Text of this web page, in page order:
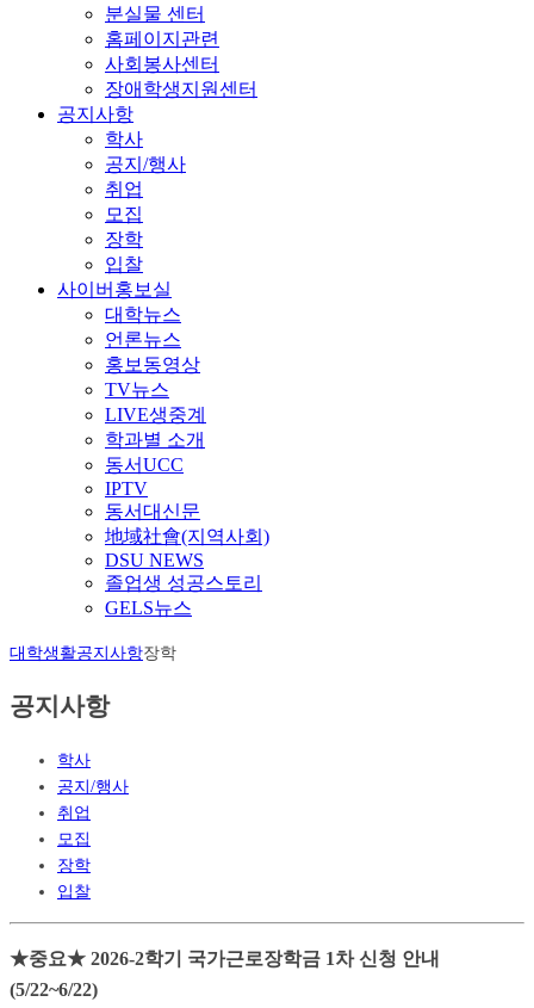
분실물 센터
홈페이지관련
사회봉사센터
장애학생지원센터
공지사항
학사
공지/행사
취업
모집
장학
입찰
사이버홍보실
대학뉴스
언론뉴스
홍보동영상
TV뉴스
LIVE생중계
학과별 소개
동서UCC
IPTV
동서대신문
地域社會(지역사회)
DSU NEWS
졸업생 성공스토리
GELS뉴스
대학생활공지사항장학
공지사항
학사
공지/행사
취업
모집
장학
입찰
★중요★ 2026-2학기 국가근로장학금 1차 신청 안내
(5/22~6/22)